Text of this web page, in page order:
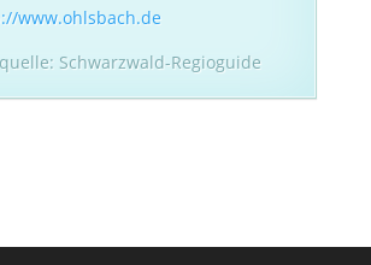
www.ohlsbach.de
Schwarzwald-Regioguide